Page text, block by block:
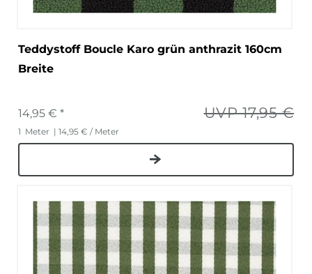
Teddystoff Boucle Karo grün anthrazit 160cm
Breite
UVP 17,95 €
14,95 € *
1 Meter | 14,95 € / Meter